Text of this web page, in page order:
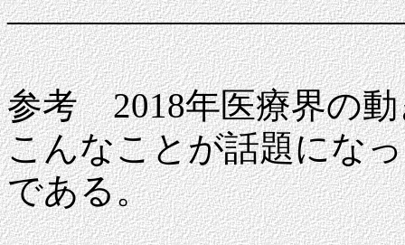
参考 2018年医療界の
こんなことが話題にな
である。